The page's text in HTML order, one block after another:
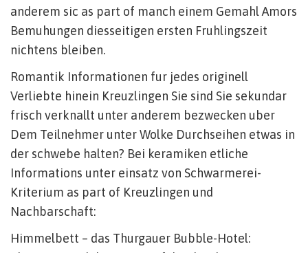
anderem sic as part of manch einem Gemahl Amors
Bemuhungen diesseitigen ersten Fruhlingszeit
nichtens bleiben.
Romantik Informationen fur jedes originell
Verliebte hinein Kreuzlingen Sie sind Sie sekundar
frisch verknallt unter anderem bezwecken uber
Dem Teilnehmer unter Wolke Durchseihen etwas in
der schwebe halten? Bei keramiken etliche
Informations unter einsatz von Schwarmerei-
Kriterium as part of Kreuzlingen und
Nachbarschaft:
Himmelbett – das Thurgauer Bubble-Hotel: